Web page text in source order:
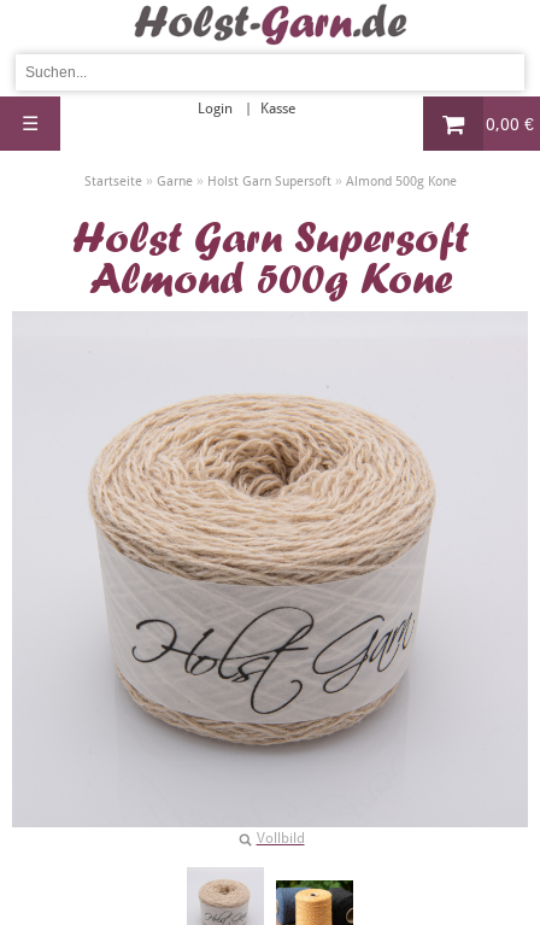
0,00 €
Login Kasse
☰
Startseite» Garne» Holst Garn Supersoft» Almond 500g Kone
Holst Garn Supersoft
Almond 500g Kone
Vollbild